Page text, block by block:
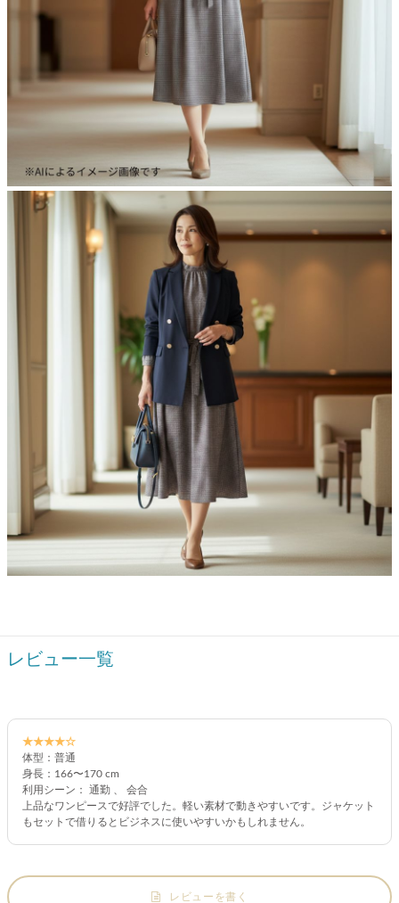
レビュー一覧
★★★★☆
体型：普通
身長：166〜170 cm
利用シーン： 通勤 、 会合
上品なワンピースで好評でした。軽い素材で動きやすいです。ジャケット
もセットで借りるとビジネスに使いやすいかもしれません。
レビューを書く